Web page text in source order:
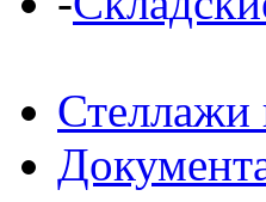
Стеллажи